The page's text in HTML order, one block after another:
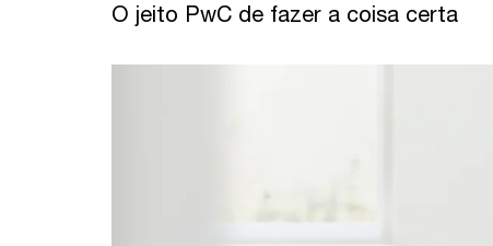
O jeito PwC de fazer a coisa certa